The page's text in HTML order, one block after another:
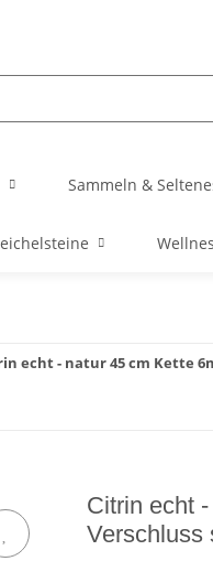
Sammeln &
echt - natur 45 cm Kette
Citrin echt
Verschluss